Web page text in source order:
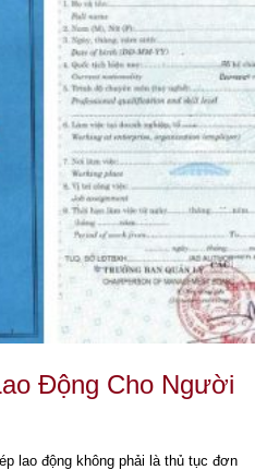
Động Cho Người
lao động không phải là thủ tục đơn